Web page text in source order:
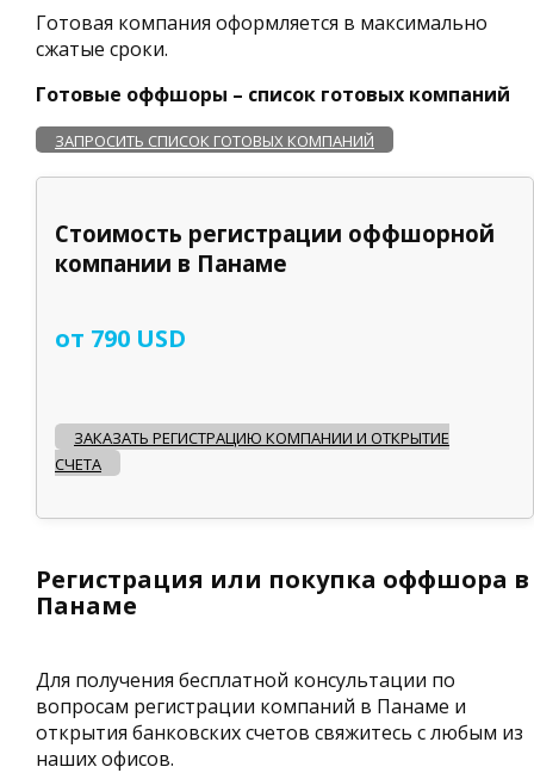
Готовая компания оформляется в максимально
сжатые сроки.
Готовые оффшоры – список готовых компаний
ЗАПРОСИТЬ СПИСОК ГОТОВЫХ КОМПАНИЙ
Стоимость регистрации оффшорной
компании в Панаме
от 790 USD
ЗАКАЗАТЬ РЕГИСТРАЦИЮ КОМПАНИИ И ОТКРЫТИЕ
СЧЕТА
Регистрация или покупка оффшора в
Панаме
Для получения бесплатной консультации по
вопросам регистрации компаний в Панаме и
открытия банковских счетов свяжитесь с любым из
наших офисов.